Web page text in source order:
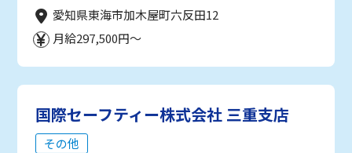
愛知県東海市加木屋町六反田12
月給297,500円～
国際セーフティー株式会社 三重支店
その他